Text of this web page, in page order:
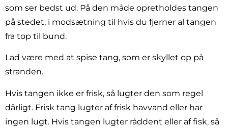
som ser bedst ud. På den måde opretholdes tangen
på stedet, i modsætning til hvis du fjerner al tangen
fra top til bund.
Lad være med at spise tang, som er skyllet op på
stranden.
Hvis tangen ikke er frisk, så lugter den som regel
dårligt. Frisk tang lugter af frisk havvand eller har
ingen lugt. Hvis tangen lugter råddent eller af fisk, så